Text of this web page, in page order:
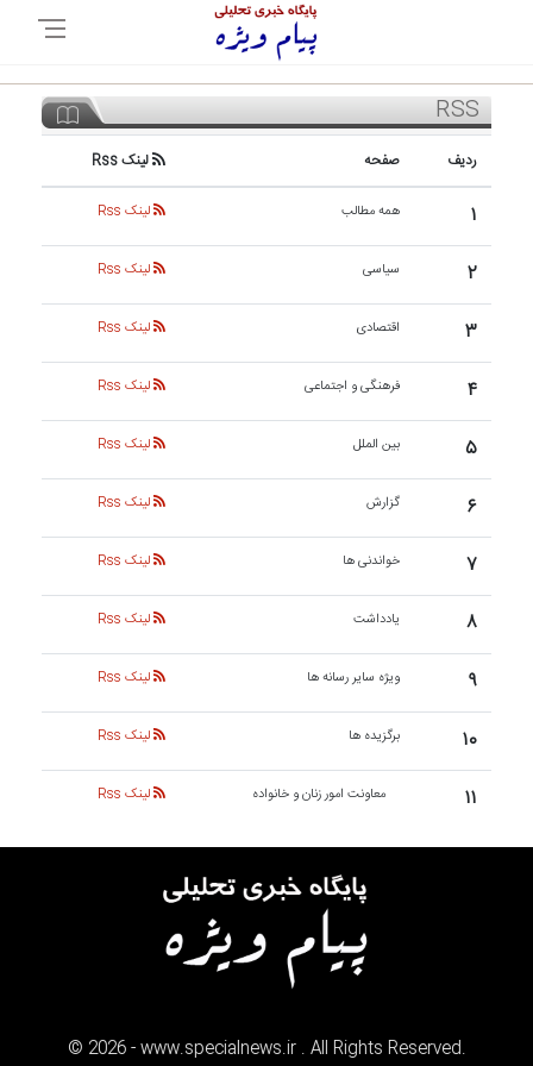
RSS
ردیف صفحه لینک Rss
۱ همه مطالب لینک Rss
۲ سیاسی لینک Rss
۳ اقتصادی لینک Rss
۴ فرهنگی و اجتماعی لینک Rss
۵ بین الملل لینک Rss
۶ گزارش لینک Rss
۷ خواندنی ها لینک Rss
۸ یادداشت لینک Rss
۹ ویژه سایر رسانه ها لینک Rss
۱۰ برگزیده ها لینک Rss
۱۱ معاونت امور زنان و خانواده لینک Rss
© 2026- www.specialnews.ir . All Rights Reserved.